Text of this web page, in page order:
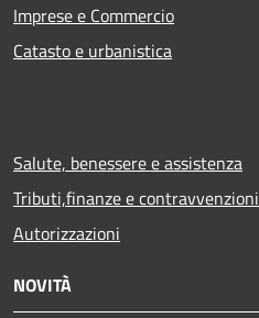
Imprese e Commercio
Catasto e urbanistica
Salute, benessere e assistenza
Tributi,finanze e contravvenzioni
Autorizzazioni
NOVITÀ